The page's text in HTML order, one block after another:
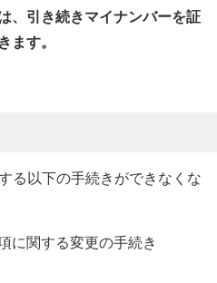
、引き続きマイナンバーを証
ます。
る以下の手続きができなくな
に関する変更の手続き